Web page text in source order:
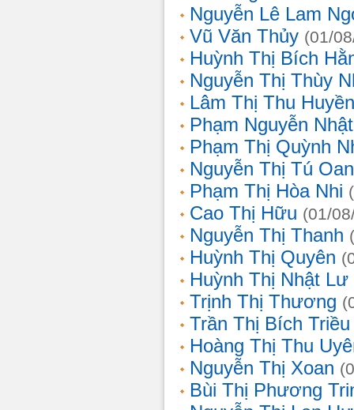
Nguyễn Lê Lam
Vũ Văn Thủy (01/
Huỳnh Thị Bích
Nguyễn Thị Thùy
Lâm Thị Thu Huyền
Phạm Nguyễn
Phạm Thị Quỳnh
Nguyễn Thị Tú
Phạm Thị Hòa Nhi
Cao Thị Hữu (01/
Nguyễn Thị Thanh
Huỳnh Thị Quyên
Huỳnh Thị Nhật Lư
Trịnh Thị Thương
Trần Thị Bích Triều
Hoàng Thị Thu
Nguyễn Thị Xoan
Bùi Thị Phương